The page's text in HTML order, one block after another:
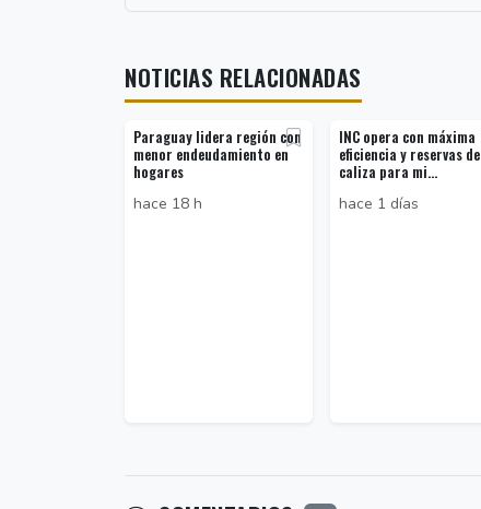
NOTICIAS RELACIONADAS
Paraguay lidera región con
menor endeudamiento en
hogares
hace 18 h
INC opera con máxima
eficiencia y reservas de
caliza para mi...
hace 1 días